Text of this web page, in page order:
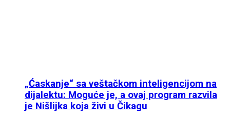
„Ćaskanje“ sa veštačkom inteligencijom na
dijalektu: Moguće je, a ovaj program razvila
je Nišlijka koja živi u Čikagu